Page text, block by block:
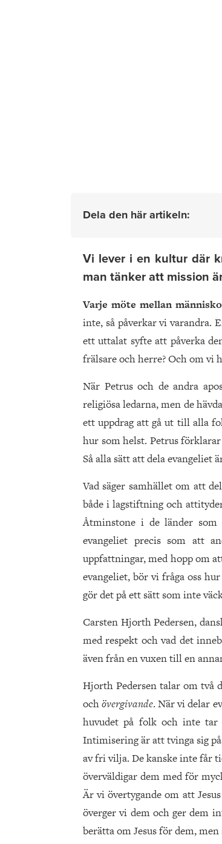
Dela den här artikeln:
Vi lever i en kultur där
man tänker att mission
Varje möte mellan
inte, så påverkar vi varandra.
ett uttalat syfte att påverka
frälsare och herre? Och om vi
När Petrus och de andra
religiösa ledarna, men de
ett uppdrag att gå ut till alla
hur som helst. Petrus
Så alla sätt att dela evangeliet
Vad säger samhället om att
både i lagstiftning och
Åtminstone i de länder
evangeliet precis som att
uppfattningar, med hopp om
evangeliet, bör vi fråga oss
gör det på ett sätt som inte
Carsten Hjorth Pedersen,
med respekt och vad det
även från en vuxen till en
Hjorth Pedersen talar om två
ochövergivande. När vi delar
huvudet på folk och inte
Intimisering är att tvinga sig
av fri vilja. De kanske inte får
överväldigar dem med för
Är vi övertygande om att
överger vi dem och ger dem
berätta om Jesus för dem,